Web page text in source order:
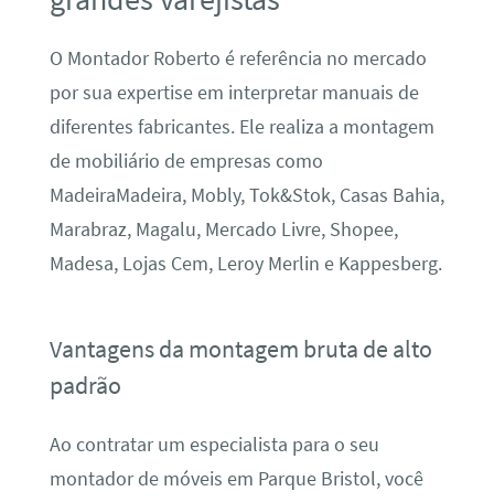
O Montador Roberto é referência no mercado
por sua expertise em interpretar manuais de
diferentes fabricantes. Ele realiza a montagem
de mobiliário de empresas como
MadeiraMadeira, Mobly, Tok&Stok, Casas Bahia,
Marabraz, Magalu, Mercado Livre, Shopee,
Madesa, Lojas Cem, Leroy Merlin e Kappesberg.
Vantagens da montagem bruta de alto
padrão
Ao contratar um especialista para o seu
montador de móveis em Parque Bristol, você